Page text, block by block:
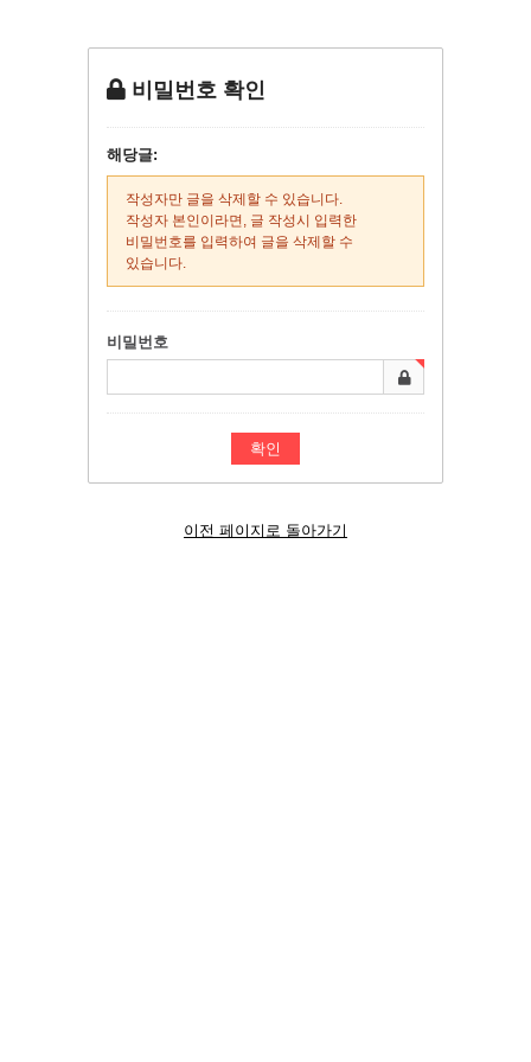
비밀번호 확인
해당글:
작성자만 글을 삭제할 수 있습니다.
작성자 본인이라면, 글 작성시 입력한
비밀번호를 입력하여 글을 삭제할 수
있습니다.
비밀번호
이전 페이지로 돌아가기